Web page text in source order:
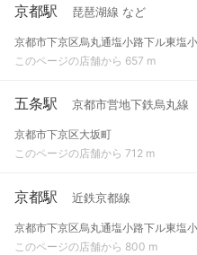
京都駅 琵琶湖線 など
京都市下京区烏丸通塩小路下ル東塩
このページの店舗から 657 m
五条駅 京都市営地下鉄烏丸線
京都市下京区大坂町
このページの店舗から 712 m
京都駅 近鉄京都線
京都市下京区烏丸通塩小路下ル東塩
このページの店舗から 800 m